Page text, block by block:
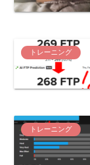
トレーニング
トレーニング